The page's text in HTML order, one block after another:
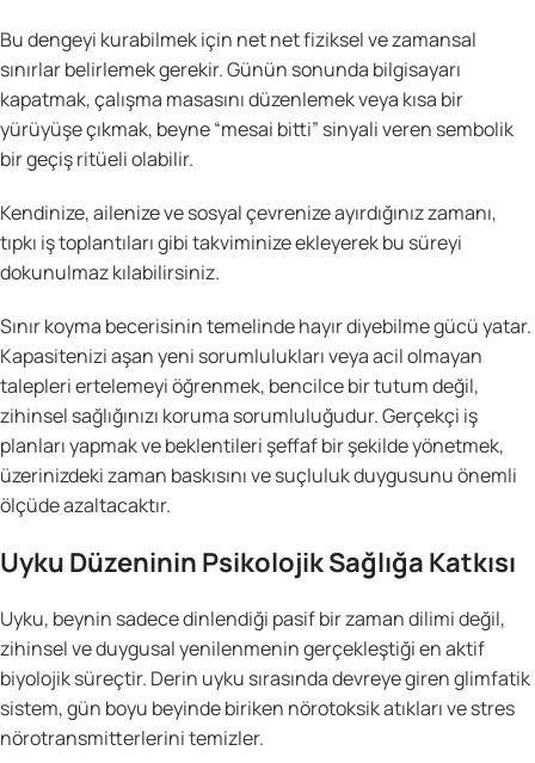
Bu dengeyi kurabilmek için net net fiziksel ve zamansal
sınırlar belirlemek gerekir. Günün sonunda bilgisayarı
kapatmak, çalışma masasını düzenlemek veya kısa bir
yürüyüşe çıkmak, beyne “mesai bitti” sinyali veren sembolik
bir geçiş ritüeli olabilir.
Kendinize, ailenize ve sosyal çevrenize ayırdığınız zamanı,
tıpkı iş toplantıları gibi takviminize ekleyerek bu süreyi
dokunulmaz kılabilirsiniz.
Sınır koyma becerisinin temelinde hayır diyebilme gücü yatar.
Kapasitenizi aşan yeni sorumlulukları veya acil olmayan
talepleri ertelemeyi öğrenmek, bencilce bir tutum değil,
zihinsel sağlığınızı koruma sorumluluğudur. Gerçekçi iş
planları yapmak ve beklentileri şeffaf bir şekilde yönetmek,
üzerinizdeki zaman baskısını ve suçluluk duygusunu önemli
ölçüde azaltacaktır.
Uyku Düzeninin Psikolojik Sağlığa Katkısı
Uyku, beynin sadece dinlendiği pasif bir zaman dilimi değil,
zihinsel ve duygusal yenilenmenin gerçekleştiği en aktif
biyolojik süreçtir. Derin uyku sırasında devreye giren glimfatik
sistem, gün boyu beyinde biriken nörotoksik atıkları ve stres
nörotransmitterlerini temizler.